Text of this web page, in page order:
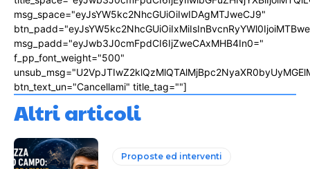
msg_space="eyJsYW5kc2NhcGUiOiIwIDAgMTJweCJ9"
msg_padd="eyJwb3J0cmFpdCI6IjZweCAxMHB4In0="
f_pp_font_weight="500"
btn_text_un="Cancellami" title_tag=""]
Altri articoli
Proposte ed interventi